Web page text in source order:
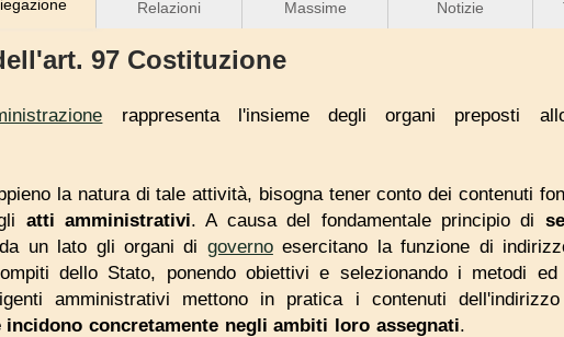
Relazioni Massime Notizie
97 Costituzione
rappresenta l'insieme degli organi preposti
la natura di tale attività, bisogna tener conto dei contenuti
atti amministrativi. A causa del fondamentale principio di
un lato gli organi di governoesercitano la funzione di
dello Stato, ponendo obiettivi e selezionando i metodi
amministrativi mettono in pratica i contenuti
incidono concretamente negli ambiti loro assegnati.